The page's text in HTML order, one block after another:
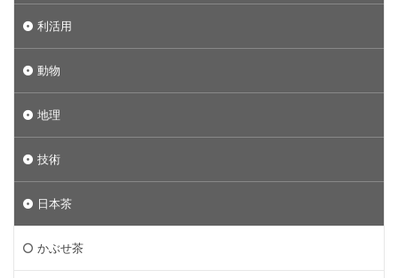
利活用
動物
地理
技術
日本茶
かぶせ茶